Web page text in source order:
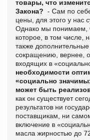
товары, что
Закона? - Сам по
цены, для этого у нас
Однако мы понимаем,
которое, в том числе,
также
сокращению, вернее,
входящих в
необходимости
«социально
может быть
как он существует
результатов ни
поставщикам, ни
включение в
масла жирностью до